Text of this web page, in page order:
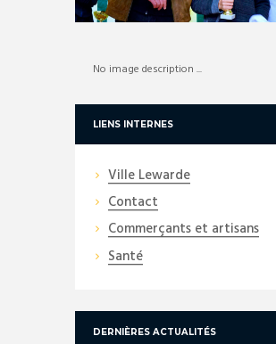
No image description ...
LIENS INTERNES
Ville Lewarde
Contact
Commerçants et artisans
Santé
DERNIÈRES ACTUALITÉS